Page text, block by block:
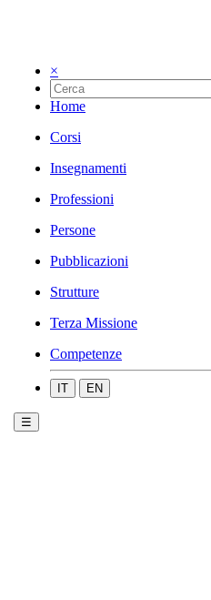
×
Home
Corsi
Insegnamenti
Professioni
Persone
Pubblicazioni
Strutture
Terza Missione
Competenze
IT EN
☰